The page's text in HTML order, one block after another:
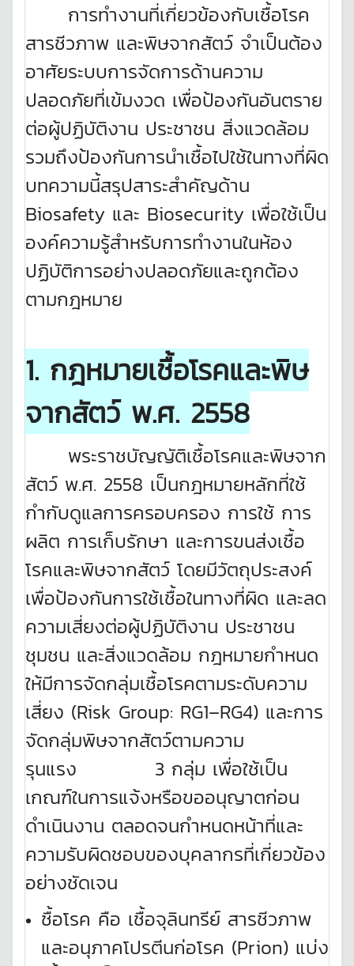
การทำงานที่เกี่ยวข้องกับเชื้อโรค
สารชีวภาพ และพิษจากสัตว์ จำเป็นต้อง
อาศัยระบบการจัดการด้านความ
ปลอดภัยที่เข้มงวด เพื่อป้องกันอันตราย
ต่อผู้ปฏิบัติงาน ประชาชน สิ่งแวดล้อม
รวมถึงป้องกันการนำเชื้อไปใช้ในทางที่ผิด
บทความนี้สรุปสาระสำคัญด้าน
Biosafety และ Biosecurity เพื่อใช้เป็น
องค์ความรู้สำหรับการทำงานในห้อง
ปฏิบัติการอย่างปลอดภัยและถูกต้อง
ตามกฎหมาย
1. กฎหมายเชื้อโรคและพิษ
จากสัตว์ พ.ศ. 2558
พระราชบัญญัติเชื้อโรคและพิษจาก
สัตว์ พ.ศ. 2558 เป็นกฎหมายหลักที่ใช้
กำกับดูแลการครอบครอง การใช้ การ
ผลิต การเก็บรักษา และการขนส่งเชื้อ
โรคและพิษจากสัตว์ โดยมีวัตถุประสงค์
เพื่อป้องกันการใช้เชื้อในทางที่ผิด และลด
ความเสี่ยงต่อผู้ปฏิบัติงาน ประชาชน
ชุมชน และสิ่งแวดล้อม กฎหมายกำหนด
ให้มีการจัดกลุ่มเชื้อโรคตามระดับความ
เสี่ยง (Risk Group: RG1–RG4) และการ
จัดกลุ่มพิษจากสัตว์ตามความ
รุนแรง 3 กลุ่ม เพื่อใช้เป็น
เกณฑ์ในการแจ้งหรือขออนุญาตก่อน
ดำเนินงาน ตลอดจนกำหนดหน้าที่และ
ความรับผิดชอบของบุคลากรที่เกี่ยวข้อง
อย่างชัดเจน
ชื้อโรค คือ เชื้อจุลินทรีย์ สารชีวภาพ
และอนุภาคโปรตีนก่อโรค (Prion) แบ่ง